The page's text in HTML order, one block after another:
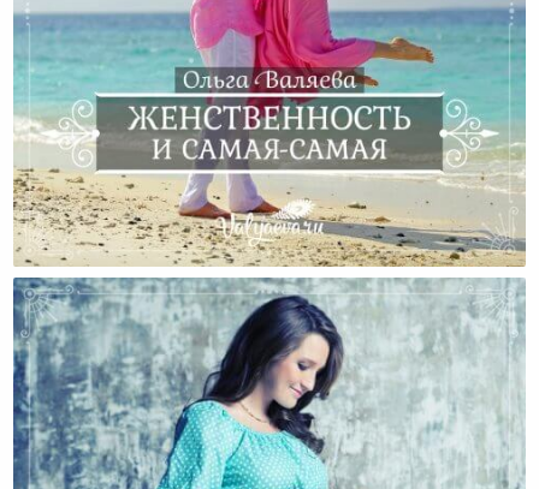
Женственность И Самая-Самая